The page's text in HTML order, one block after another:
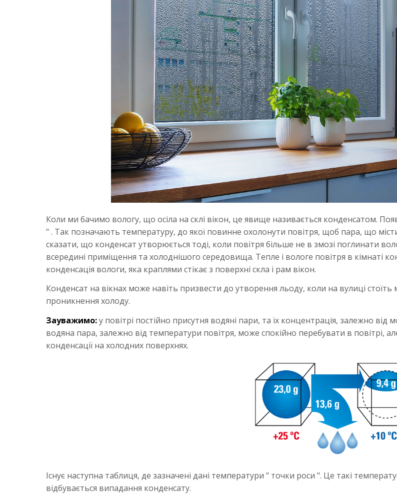
Коли ми бачимо вологу, що осіла на склі вікон, це явище називається конденсатом.
" . Так позначають температуру, до якої повинне охолонути повітря, щоб пара, що
сказати, що конденсат утворюється тоді, коли повітря більше не в змозі поглинати
всередині приміщення та холоднішого середовища. Тепле і вологе повітря в кімнаті
конденсація вологи, яка краплями стікає з поверхні скла і рам вікон.
Конденсат на вікнах може навіть призвести до утворення льоду, коли на вулиці
проникнення холоду.
Зауважимо:у повітрі постійно присутня водяні пари, та їх концентрація, залежно
водяна пара, залежно від температури повітря, може спокійно перебувати в повітрі,
конденсації на холодних поверхнях.
Існує наступна таблиця, де зазначені дані температури " точки роси ". Це такі
відбувається випадання конденсату.